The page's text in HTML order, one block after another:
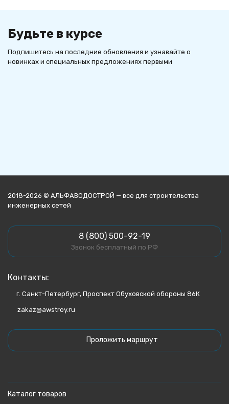
Будьте в курсе
Подпишитесь на последние обновления и узнавайте о
новинках и специальных предложениях первыми
2018-2026 © АЛЬФАВОДОСТРОЙ — все для строительства
инженерных сетей
8 (800) 500-92-19
Звонок бесплатный по РФ
Контакты:
г. Санкт-Петербург, Проспект Обуховской обороны 86К
zakaz@awstroy.ru
Проложить маршрут
Каталог товаров